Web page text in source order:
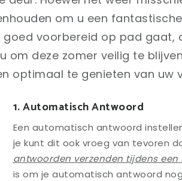
om u een
goed voorbereid op pad gaat,
om deze zomer veilig te
optimaal te genieten van uw
1. Automatisch Antwoord
Een automatisch antwoord
je kunt dit ook vroeg van tevoren
antwoorden verzenden tijdens
is om je automatisch antwoord